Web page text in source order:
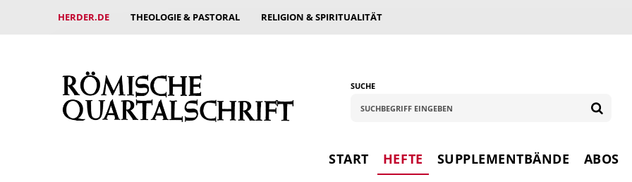
HERDER.DE THEOLOGIE & PASTORAL RELIGION & SPIRITUALITÄT
SUCHE
START HEFTE SUPPLEMENTBÄNDE ABOS